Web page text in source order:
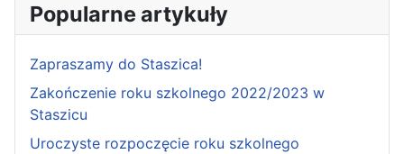
Popularne artykuły
Zapraszamy do Staszica!
Zakończenie roku szkolnego 2022/2023 w
Staszicu
Uroczyste rozpoczęcie roku szkolnego